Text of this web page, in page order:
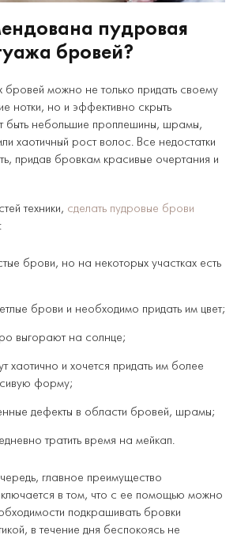
пудровая
бровей?
можно не только придать своему
нотки, но и эффективно скрыть
быть небольшие проплешины, шрамы,
хаотичный рост волос. Все недостатки
придав бровкам красивые очертания и
техники, сделать пудровые брови
брови, но на некоторых участках есть
брови и необходимо придать им цвет;
выгорают на солнце;
хаотично и хочется придать им более
форму;
дефекты в области бровей, шрамы;
тратить время на мейкап.
главное преимущество
в том, что с ее помощью можно
подкрашивать бровки
в течение дня беспокоясь не